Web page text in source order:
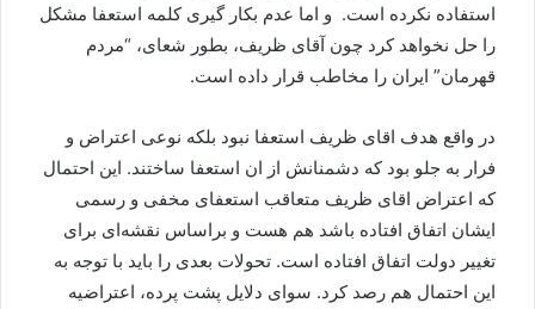
استفاده نکرده است. ‌ و اما عدم بکار گیری کلمه استعفا مشکل
را حل نخواهد کرد چون آقای ظریف، بطور شعای، “مردم
قهرمان” ایران را مخاطب قرار داده است.
در واقع هدف اقای ظریف استعفا نبود بلکه نوعی اعتراض و
فرار به جلو بود که دشمنانش از ان استعفا ساختند. این احتمال
که اعتراض اقای ظریف متعاقب استعفای مخفی و رسمی
ایشان اتفاق افتاده باشد هم هست و براساس نقشه‌ای برای
تغییر دولت اتفاق افتاده است. تحولات بعدی را باید با توجه به
این احتمال هم رصد کرد. سوای دلایل پشت پرده، اعتراضیه